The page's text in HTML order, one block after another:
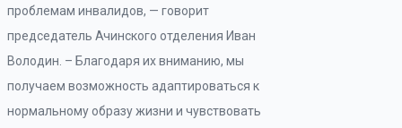
проблемам инвалидов, — говорит
председатель Ачинского отделения Иван
Володин. – Благодаря их вниманию, мы
получаем возможность адаптироваться к
нормальному образу жизни и чувствовать